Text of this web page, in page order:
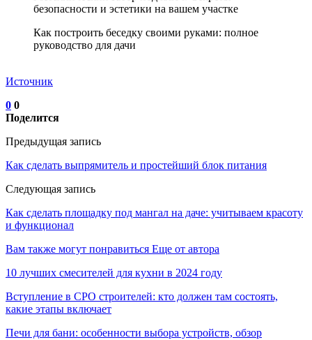
безопасности и эстетики на вашем участке
Как построить беседку своими руками: полное
руководство для дачи
Источник
0 0
Поделится
Предыдущая запись
Как сделать выпрямитель и простейший блок питания
Следующая запись
Как сделать площадку под мангал на даче: учитываем красоту
и функционал
Вам также могут понравиться Еще от автора
10 лучших смесителей для кухни в 2024 году
Вступление в СРО строителей: кто должен там состоять,
какие этапы включает
Печи для бани: особенности выбора устройств, обзор